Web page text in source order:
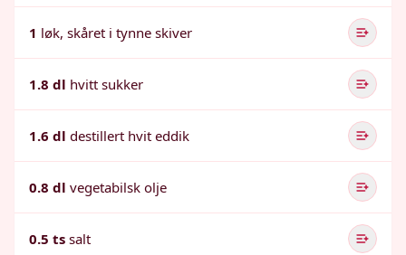
1 løk, skåret i tynne skiver
1.8 dl hvitt sukker
1.6 dl destillert hvit eddik
0.8 dl vegetabilsk olje
0.5 ts salt